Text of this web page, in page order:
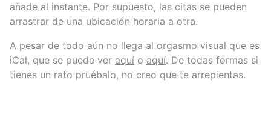
añade al instante. Por supuesto, las citas se pueden
arrastrar de una ubicación horaria a otra.
A pesar de todo aún no llega al orgasmo visual que es
iCal, que se puede ver aquí o aquí. De todas formas si
tienes un rato pruébalo, no creo que te arrepientas.